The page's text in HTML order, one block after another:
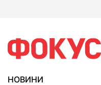
НОВИНИ